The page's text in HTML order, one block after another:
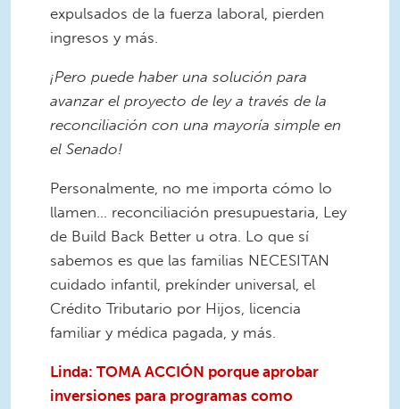
expulsados ​​​​de la fuerza laboral, pierden
ingresos y más.
¡Pero puede haber una solución para
avanzar el proyecto de ley a través de la
reconciliación con una mayoría simple en
el Senado!
Personalmente, no me importa cómo lo
llamen... reconciliación presupuestaria, Ley
de Build Back Better u otra. Lo que sí
sabemos es que las familias NECESITAN
cuidado infantil, prekínder universal, el
Crédito Tributario por Hijos, licencia
familiar y médica pagada, y más.
Linda: TOMA ACCIÓN porque aprobar
inversiones para programas como